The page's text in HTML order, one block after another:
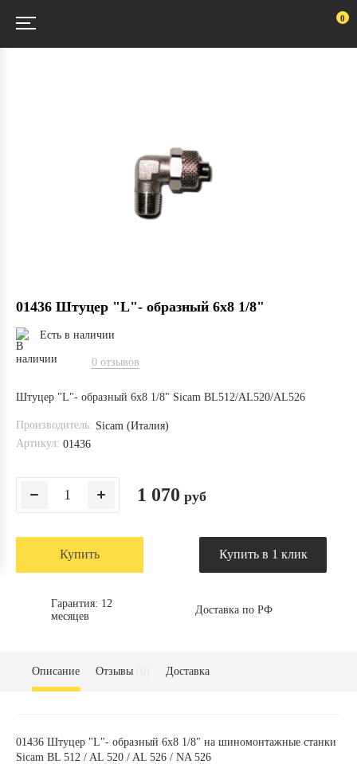
0
01436 Штуцер "L"- образный 6х8 1/8"
Есть в наличии
0 отзывов
Штуцер "L"- образный 6х8 1/8" Sicam BL512/AL520/AL526
Производитель: Sicam (Италия)
Артикул: 01436
1 070 руб
Купить Купить в 1 клик
Гарантия: 12
месяцев
Доставка по РФ
Описание Отзывы Доставка
01436 Штуцер "L"- образный 6х8 1/8" на шиномонтажные станки
Sicam BL 512 / AL 520 / AL 526 / NA 526